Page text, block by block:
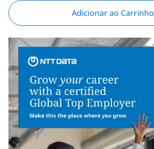
Adicionar ao Carrinho